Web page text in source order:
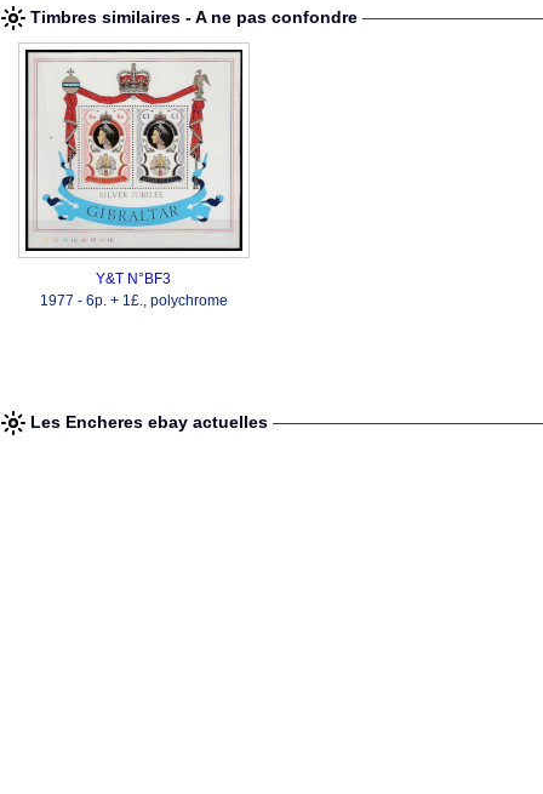
Timbres similaires - A ne pas confondre
Y&T N°BF3
1977 - 6p. + 1£., polychrome
Les Encheres ebay actuelles